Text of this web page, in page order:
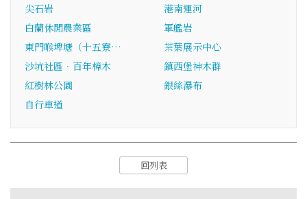
尖石岩
港南運河
白蘭休閒農業區
軍艦岩
東門喉埤塘（十五寮…
茶葉展示中心
沙坑社區．百年樟木
鎮西堡神木群
紅樹林公園
銀絲瀑布
自行車道
回列表